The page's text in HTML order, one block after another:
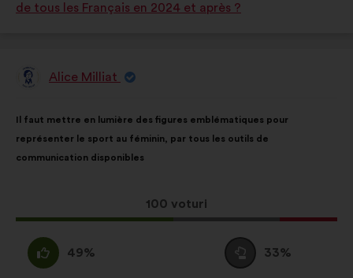
de tous les Français en 2024 et après ?
PropunereAlice Milliat
propunerii:
Il faut mettre en lumière des figures emblématiques pour
représenter le sport au féminin, par tous les outils de
communication disponibles
Această
propunere
100 voturi
următoarea
distribuire:
Acord
:
49%
Neutru
:
33%